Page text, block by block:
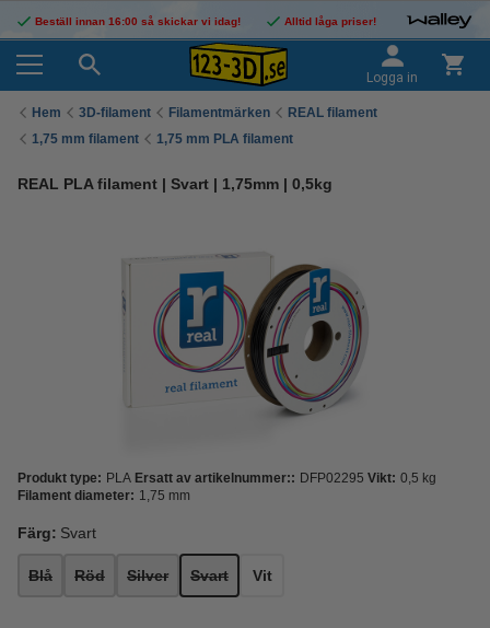
Beställ innan 16:00 så skickar vi idag! Alltid låga priser!
Logga in
Hem 3D-filament Filamentmärken
REAL filament
1,75 mm filament
1,75 mm PLA filament
REAL PLA filament | Svart | 1,75mm | 0,5kg
Produkt type: PLA Ersatt av artikelnummer:: DFP02295 Vikt: 0,5 kg
Filament diameter: 1,75 mm
Färg: Svart
Blå Röd Silver Svart Vit